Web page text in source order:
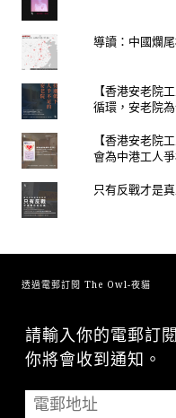
導讀：中國爛
【香港安老院
循環，安老院
【香港安老院
會為中港工人
只有反戰才是
透過電郵訂閱 The Owl-夜貓
請輸入你的電郵訂
你將會收到通知。